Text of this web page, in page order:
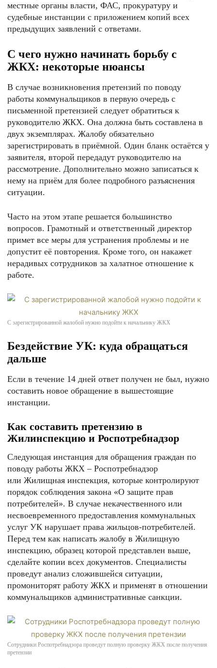
местные органы власти, ФАС, прокуратуру и
судебные инстанции с приложением копий всех
предыдущих заявлений с ответами.
С чего нужно начинать борьбу с
ЖКХ: некоторые нюансы
В случае возникновения претензий по поводу
работы коммунальщиков в первую очередь с
письменной претензией следует обратиться к
руководителю ЖКХ. Она должна быть составлена в
двух экземплярах. Жалобу обязательно
зарегистрировать в приёмной. Один бланк остаётся у
заявителя, второй передадут руководителю на
рассмотрение. Дополнительно можно записаться к
нему на приём для более подробного разъяснения
ситуации.
Часто на этом этапе решается большинство
вопросов. Грамотный и ответственный директор
примет все меры для устранения проблемы и не
допустит её повторения. Кроме того, он накажет
нерадивых сотрудников за халатное отношение к
работе.
С зарегистрированной жалобой нужно подойти к начальнику ЖКХ
Бездействие УК: куда обращаться
дальше
Если в течение 14 дней ответ получен не был, нужно
составить новое обращение в вышестоящие
инстанции.
Как составить претензию в
Жилинспекцию и Роспотребнадзор
Следующая инстанция для обращения граждан по
поводу работы ЖКХ – Роспотребнадзор
или Жилищная инспекция, которые контролируют
порядок соблюдения закона «О защите прав
потребителей». В случае некачественного или
несвоевременного предоставления коммунальных
услуг УК нарушает права жильцов-потребителей.
Перед тем как написать жалобу в Жилищную
инспекцию, образец которой представлен выше,
сделайте копии всех документов. Специалисты
проведут анализ сложившейся ситуации,
промониторят работу ЖКХ и применят в отношении
коммунальщиков административные санкции.
Сотрудники Роспотребнадзора проведут полную проверку ЖКХ после получения
претензии